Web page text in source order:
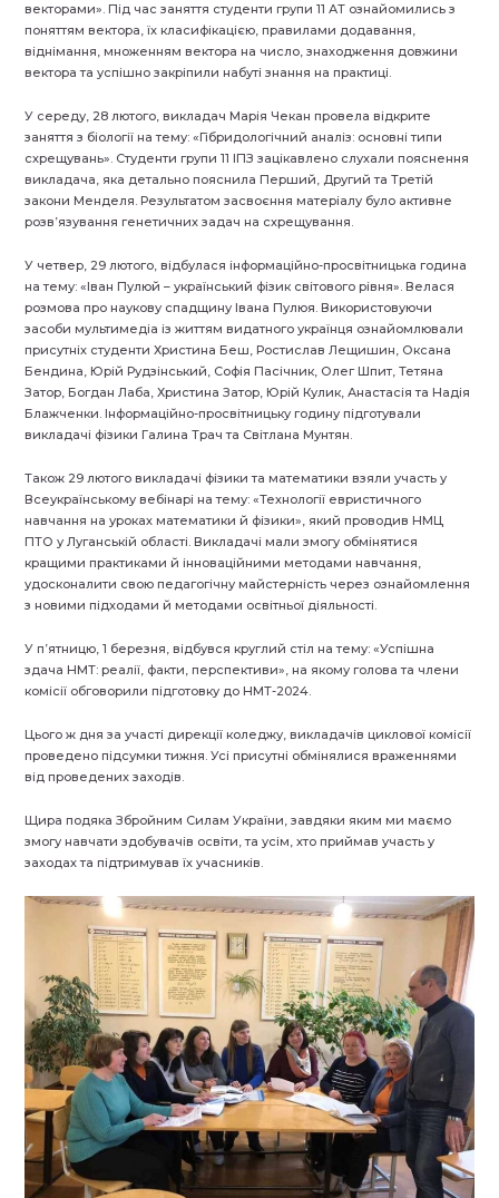
векторами». Під час заняття студенти групи 11 АТ ознайомились з
поняттям вектора, їх класифікацією, правилами додавання,
віднімання, множенням вектора на число, знаходження довжини
вектора та успішно закріпили набуті знання на практиці.
У середу, 28 лютого, викладач Марія Чекан провела відкрите
заняття з біології на тему: «Гібридологічний аналіз: основні типи
схрещувань». Студенти групи 11 ІПЗ зацікавлено слухали пояснення
викладача, яка детально пояснила Перший, Другий та Третій
закони Менделя. Результатом засвоєння матеріалу було активне
розв’язування генетичних задач на схрещування.
У четвер, 29 лютого, відбулася інформаційно-просвітницька година
на тему: «Іван Пулюй – український фізик світового рівня». Велася
розмова про наукову спадщину Івана Пулюя. Використовуючи
засоби мультимедіа із життям видатного українця ознайомлювали
присутніх студенти Христина Беш, Ростислав Лещишин, Оксана
Бендина, Юрій Рудзінський, Софія Пасічник, Олег Шпит, Тетяна
Затор, Богдан Лаба, Христина Затор, Юрій Кулик, Анастасія та Надія
Блажченки. Інформаційно-просвітницьку годину підготували
викладачі фізики Галина Трач та Світлана Мунтян.
Також 29 лютого викладачі фізики та математики взяли участь у
Всеукраїнському вебінарі на тему: «Технології евристичного
навчання на уроках математики й фізики», який проводив НМЦ
ПТО у Луганській області. Викладачі мали змогу обмінятися
кращими практиками й інноваційними методами навчання,
удосконалити свою педагогічну майстерність через ознайомлення
з новими підходами й методами освітньої діяльності.
У п’ятницю, 1 березня, відбувся круглий стіл на тему: «Успішна
здача НМТ: реалії, факти, перспективи», на якому голова та члени
комісії обговорили підготовку до НМТ-2024.
Цього ж дня за участі дирекції коледжу, викладачів циклової комісії
проведено підсумки тижня. Усі присутні обмінялися враженнями
від проведених заходів.
Щира подяка Збройним Силам України, завдяки яким ми маємо
змогу навчати здобувачів освіти, та усім, хто приймав участь у
заходах та підтримував їх учасників.